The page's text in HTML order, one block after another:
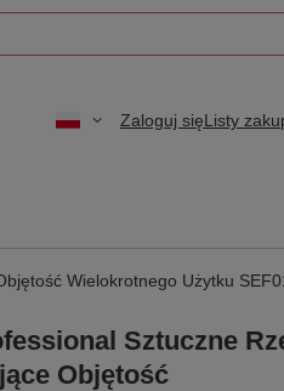
Zaloguj sięListy
Wielokrotnego Użytku
Sztuczne
Objętość